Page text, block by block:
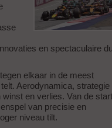
en spectaculaire
elkaar in de meest
Aerodynamica, strategie
en verlies. Van de
van precisie en
niveau tilt.